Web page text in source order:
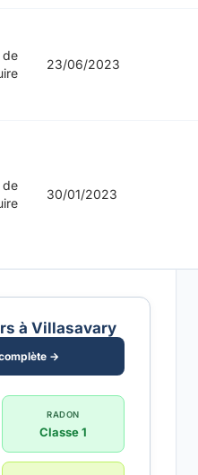
de
23/06/2023
de
30/01/2023
à Villasavary
→
RADON
Classe 1